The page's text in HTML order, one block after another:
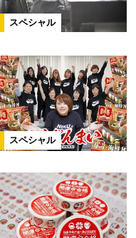
スペシャル
スペシャル